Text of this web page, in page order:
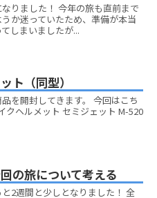
りました！ 今年の旅も直前まで
か迷っていたため、準備が本当
しまいましたが...
ト（同型）
を開封してきます。 今回はこち
クヘルメット セミジェット M-520
の旅について考える
2週間と少しとなりました！ 全